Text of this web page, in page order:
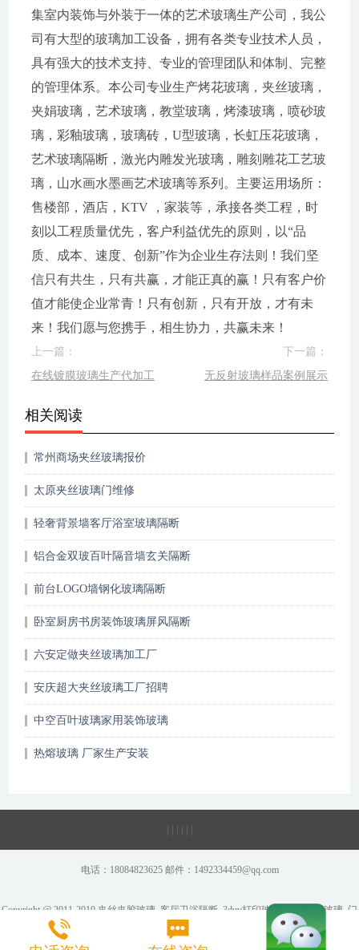
集室内装饰与外装于一体的艺术玻璃生产公司，我公
司有大型的玻璃加工设备，拥有各类专业技术人员，
具有强大的技术支持、专业的管理团队和体制、完整
的管理体系。本公司专业生产烤花玻璃，夹丝玻璃，
夹娟玻璃，艺术玻璃，教堂玻璃，烤漆玻璃，喷砂玻
璃，彩釉玻璃，玻璃砖，U型玻璃，长虹压花玻璃，
艺术玻璃隔断，激光内雕发光玻璃，雕刻雕花工艺玻
璃，山水画水墨画艺术玻璃等系列。主要运用场所：
售楼部，酒店，KTV ，家装等，承接各类工程，时
刻以工程质量优先，客户利益优先的原则，以“品
质、成本、速度、创新”作为企业生存法则！我们坚
信只有共生，只有共赢，才能正真的赢！只有客户价
值才能使企业常青！只有创新，只有开放，才有未
来！我们愿与您携手，相生协力，共赢未来！
上一篇：
在线镀膜玻璃生产代加工
下一篇：
无反射玻璃样品案例展示
相关阅读
常州商场夹丝玻璃报价
太原夹丝玻璃门维修
轻奢背景墙客厅浴室玻璃隔断
铝合金双玻百叶隔音墙玄关隔断
前台LOGO墙钢化玻璃隔断
卧室厨房书房装饰玻璃屏风隔断
六安定做夹丝玻璃加工厂
安庆超大夹丝玻璃工厂招聘
中空百叶玻璃家用装饰玻璃
热熔玻璃 厂家生产安装
| | | | | |
电话：18084823625 邮件：1492334459@qq.com
Copyright @ 2011-2019 夹丝夹胶玻璃_客厅卫浴隔断_3duv打印玻璃_彩绘炫彩玻璃_门